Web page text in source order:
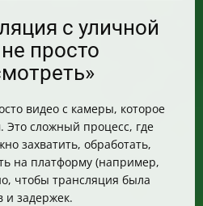
с уличной
просто
видео с камеры, которое
Это сложный процесс, где
захватить, обработать,
на платформу (например,
чтобы трансляция была
и задержек.